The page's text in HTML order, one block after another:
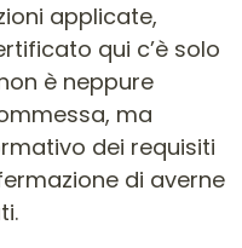
applicate,
qui c’è solo
è neppure
ma
dei requisiti
di averne